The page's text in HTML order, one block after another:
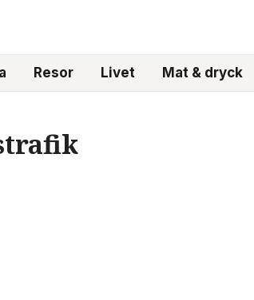
Resor Livet Mat & dryck